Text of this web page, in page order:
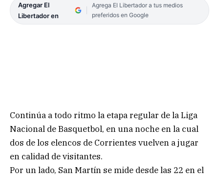
Agregar El
Libertador en
Agrega El Libertador a tus medios
preferidos en Google
Continúa a todo ritmo la etapa regular de la Liga
Nacional de Basquetbol, en una noche en la cual
dos de los elencos de Corrientes vuelven a jugar
en calidad de visitantes.
Por un lado, San Martín se mide desde las 22 en el